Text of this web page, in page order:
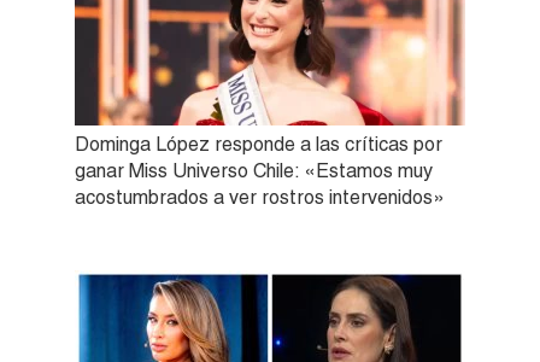
Dominga López responde a las críticas por
ganar Miss Universo Chile: «Estamos muy
acostumbrados a ver rostros intervenidos»